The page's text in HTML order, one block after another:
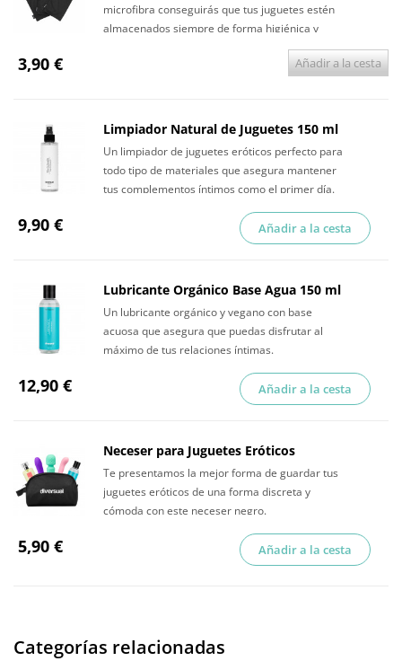
microfibra conseguirás que tus juguetes estén
almacenados siempre de forma higiénica y
3,90 € Añadir a la cesta
Limpiador Natural de Juguetes 150 ml
Un limpiador de juguetes eróticos perfecto para
todo tipo de materiales que asegura mantener
tus complementos íntimos como el primer día.
9,90 € Añadir a la cesta
Lubricante Orgánico Base Agua 150 ml
Un lubricante orgánico y vegano con base
acuosa que asegura que puedas disfrutar al
máximo de tus relaciones íntimas.
12,90 € Añadir a la cesta
Neceser para Juguetes Eróticos
Te presentamos la mejor forma de guardar tus
juguetes eróticos de una forma discreta y
cómoda con este neceser negro.
5,90 € Añadir a la cesta
Categorías relacionadas